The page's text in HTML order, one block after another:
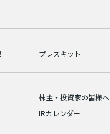
プレスキット
株主・投資家の皆様へ
IRカレンダー